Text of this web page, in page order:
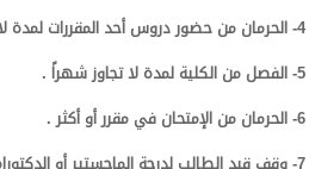
4- الحرمان من حضور دروس أحد المقررات لمدة لاتجاوز شهراً .
5- الفصل من الكلية لمدة لا تجاوز شهراً .
6- الحرمان من الإمتحان في مقرر أو أكثر .